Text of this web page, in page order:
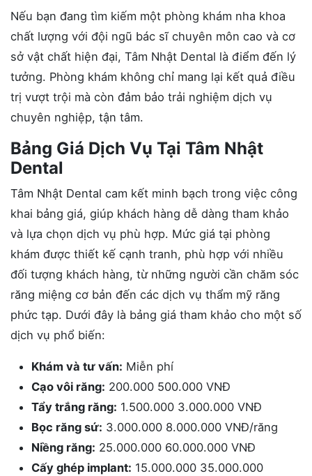
Nếu bạn đang tìm kiếm một phòng khám nha khoa
chất lượng với đội ngũ bác sĩ chuyên môn cao và cơ
sở vật chất hiện đại, Tâm Nhật Dental là điểm đến lý
tưởng. Phòng khám không chỉ mang lại kết quả điều
trị vượt trội mà còn đảm bảo trải nghiệm dịch vụ
chuyên nghiệp, tận tâm.
Bảng Giá Dịch Vụ Tại Tâm Nhật
Dental
Tâm Nhật Dental cam kết minh bạch trong việc công
khai bảng giá, giúp khách hàng dễ dàng tham khảo
và lựa chọn dịch vụ phù hợp. Mức giá tại phòng
khám được thiết kế cạnh tranh, phù hợp với nhiều
đối tượng khách hàng, từ những người cần chăm sóc
răng miệng cơ bản đến các dịch vụ thẩm mỹ răng
phức tạp. Dưới đây là bảng giá tham khảo cho một số
dịch vụ phổ biến:
Khám và tư vấn: Miễn phí
Cạo vôi răng: 200.000 500.000 VNĐ
Tẩy trắng răng: 1.500.000 3.000.000 VNĐ
Bọc răng sứ: 3.000.000 8.000.000 VNĐ/răng
Niềng răng: 25.000.000 60.000.000 VNĐ
Cấy ghép implant: 15.000.000 35.000.000